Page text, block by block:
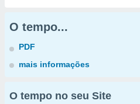
O tempo...
PDF
mais informações
O tempo no seu Site